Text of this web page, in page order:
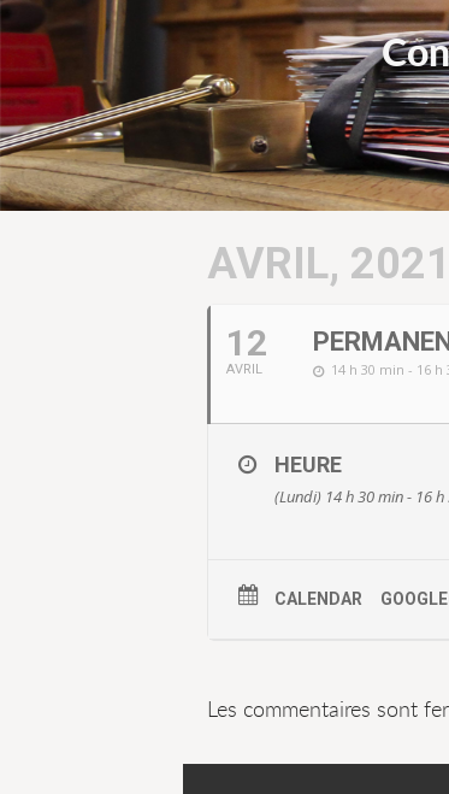
AVRIL, 2021
12
AVRIL 14 h 30 min - 16 h
HEURE
(Lundi) 14 h 30 min - 16
CALENDAR
Les commentaires sont